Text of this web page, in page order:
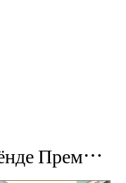
Хёнде Премиум Аутлет Тэджонский филиал